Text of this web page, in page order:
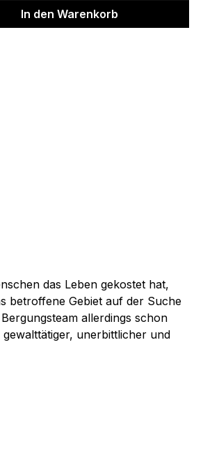
gewünschten Wert
In den Warenkorb
das Leben gekostet hat,
betroffene Gebiet auf der Suche
allerdings schon
unerbittlicher und